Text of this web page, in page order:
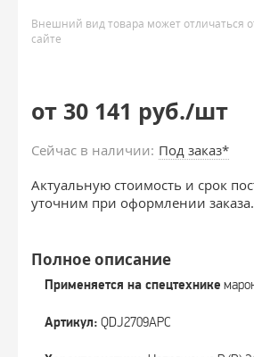
Внешний вид товара может отличаться
сайте
от 30 141 руб./шт
Сейчас в наличии: Под заказ*
Актуальную стоимость и срок
уточним при оформлении заказа.
Полное описание
Применяется на спецтехнике
Артикул: QDJ2709APC